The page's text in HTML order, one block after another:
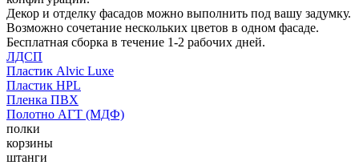
Декор и отделку фасадов можно выполнить под вашу задумку.
Возможно сочетание нескольких цветов в одном фасаде.
Бесплатная сборка в течение 1-2 рабочих дней.
ЛДСП
Пластик Alvic Luxe
Пластик HPL
Пленка ПВХ
Полотно АГТ (МДФ)
полки
корзины
штанги